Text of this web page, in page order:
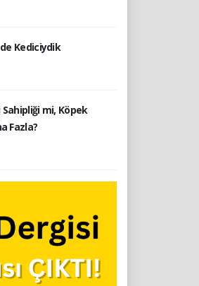
de Kediciydik
Sahipliği mi, Köpek
Fazla?